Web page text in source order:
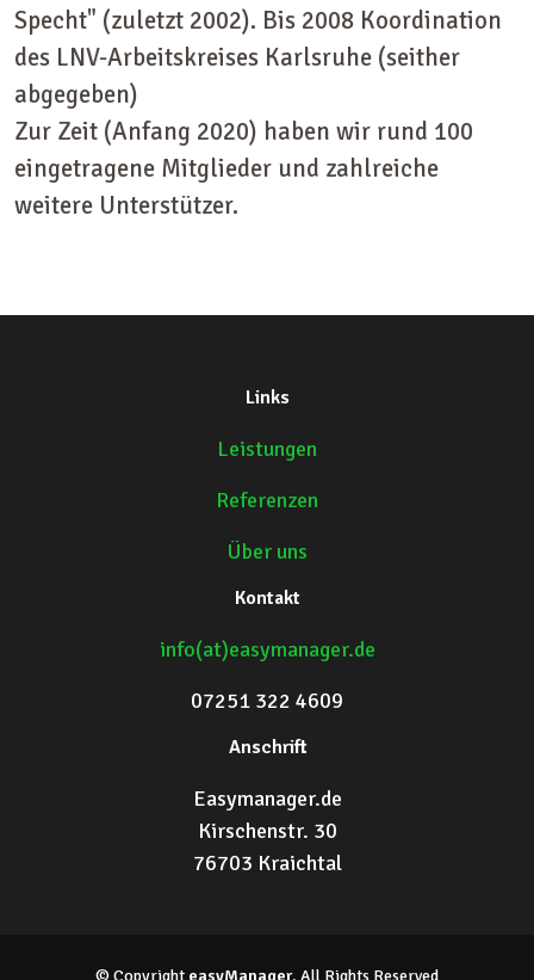
Specht" (zuletzt 2002). Bis 2008 Koordination
des LNV-Arbeitskreises Karlsruhe (seither
abgegeben)
Zur Zeit (Anfang 2020) haben wir rund 100
eingetragene Mitglieder und zahlreiche
weitere Unterstützer.
Links
Leistungen
Referenzen
Über uns
Kontakt
info(at)easymanager.de
07251 322 4609
Anschrift
Easymanager.de
Kirschenstr. 30
76703 Kraichtal